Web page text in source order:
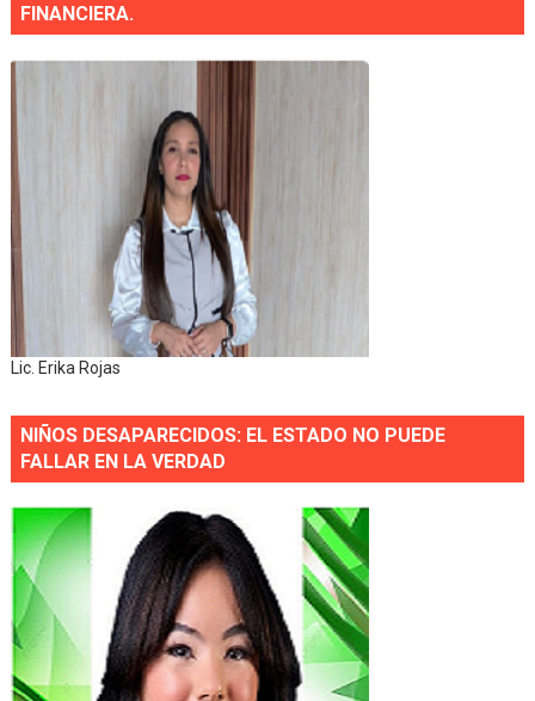
FINANCIERA.
Lic. Erika Rojas
NIÑOS DESAPARECIDOS: EL ESTADO NO PUEDE
FALLAR EN LA VERDAD